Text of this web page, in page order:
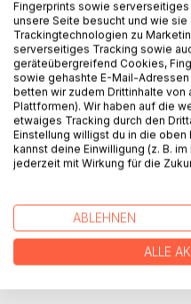
und genauso wichtig ist es,
welcher Schiene der
werden muss.
Ebenfalls bewährt und
Dinkel-Dreams so zu
ineinandergreifen. Als
Butterkekse und die
sich prima auch für den
passen sie perfekt zur
Spekulatius-Creme.
Dinkel-Pasta) auch
auch die entsprechenden
Fingerprints sowie
unsere Seite besucht und wie
Trackingtechnologien zu
serverseitiges Tracking sowie
geräteübergreifend Cookies,
sowie gehashte E-Mail-
betten wir zudem Drittinhalte von
Plattformen). Wir haben auf die
etwaiges Tracking durch den
Einstellung willigst du in die
kannst deine Einwilligung (z. B.
jederzeit mit Wirkung für die
ABLEHNEN
ALLE